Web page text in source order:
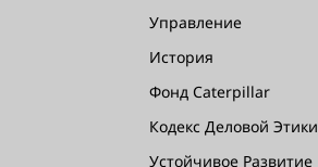
Управление
История
Фонд Caterpillar
Кодекс Деловой Этики
Устойчивое Развитие